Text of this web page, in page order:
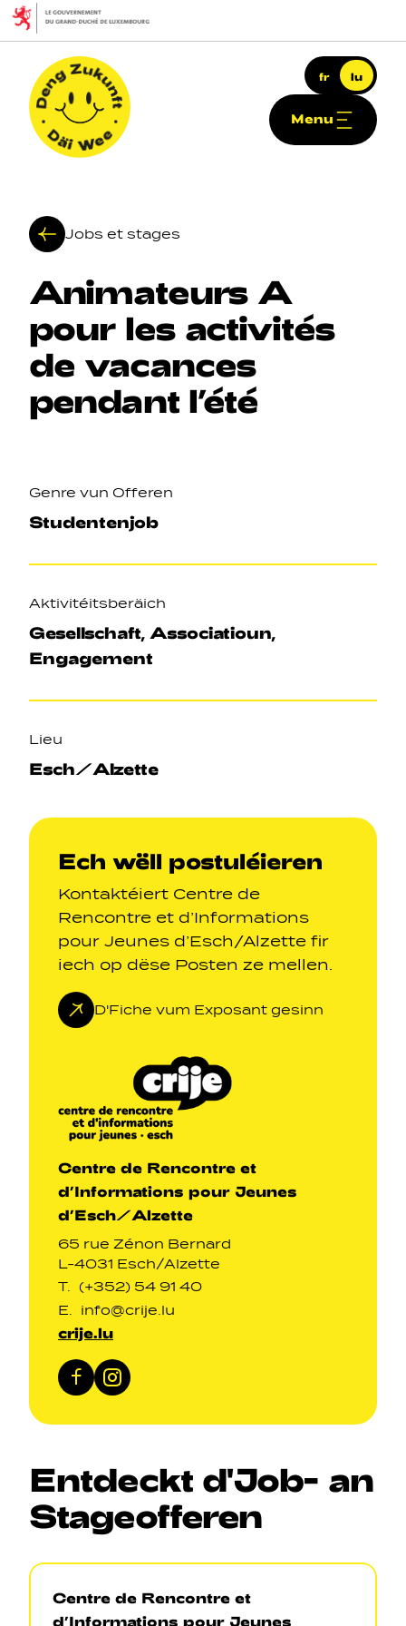
Skip to main content
fr lu
Menu
Haapt-Navigatioun
Sozial Netzwierker
Navigation pied de page
Jobs et stages
Animateurs A
pour les activités
de vacances
pendant l’été
Genre vun Offeren
Studentenjob
Aktivitéitsberäich
Gesellschaft, Associatioun,
Engagement
Lieu
Esch/Alzette
Ech wëll postuléieren
Kontaktéiert Centre de
Rencontre et d’Informations
pour Jeunes d’Esch/Alzette fir
iech op dëse Posten ze mellen.
D'Fiche vum Exposant gesinn
Centre de Rencontre et
d’Informations pour Jeunes
d’Esch/Alzette
65 rue Zénon Bernard
L-4031 Esch/Alzette
T.
(+352) 54 91 40
E.
info@crije.lu
crije.lu
Facebook
Instagram
Entdeckt d'Job- an
Stageofferen
Centre de Rencontre et
d’Informations pour Jeunes